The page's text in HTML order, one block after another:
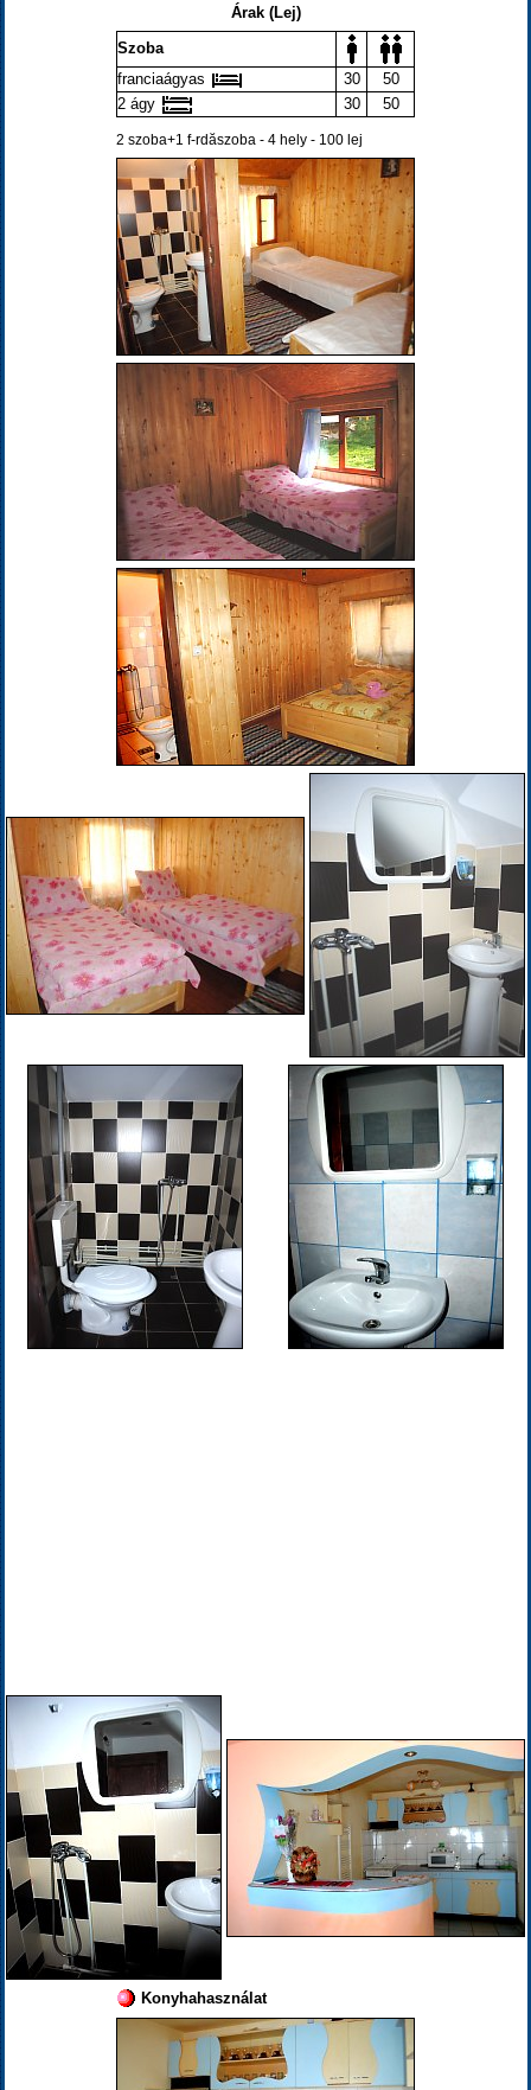
Árak (Lej)
Szoba
franciaágyas
30
50
2 ágy
30 50
2 szoba+1 f-rdăszoba - 4 hely - 100 lej
Konyhahasználat